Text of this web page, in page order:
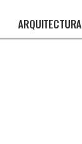
ARQUITECTURA